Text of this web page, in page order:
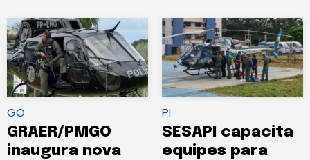
GO
GRAER/PMGO
inaugura nova
PI
SESAPI capacita
equipes para